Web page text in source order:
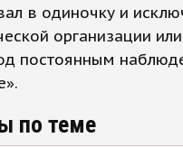
в одиночку и
организации
постоянным
по теме